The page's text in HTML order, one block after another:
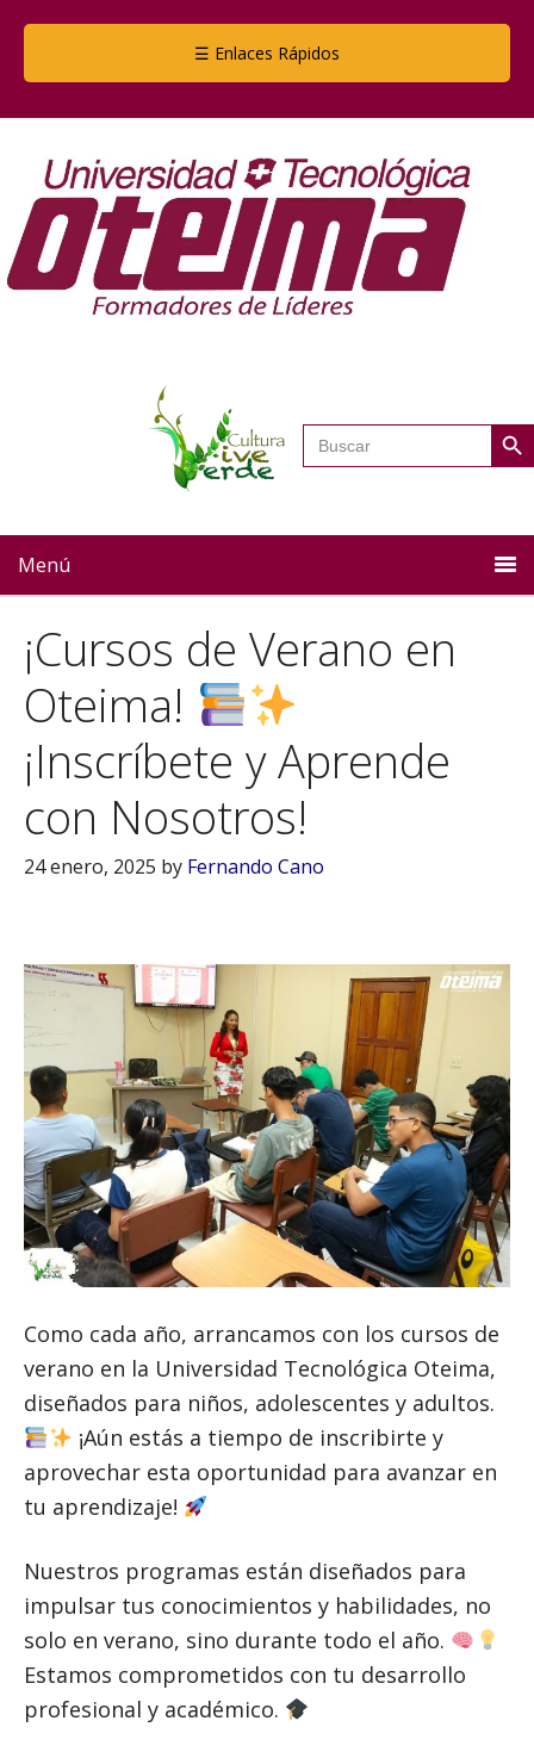
☰ Enlaces Rápidos
Buscar: Botón
Menú
¡Cursos de Verano en
Oteima!
¡Inscríbete y Aprende
con Nosotros!
24 enero, 2025 by Fernando Cano
Como cada año, arrancamos con los cursos de
verano en la Universidad Tecnológica Oteima,
diseñados para niños, adolescentes y adultos.
¡Aún estás a tiempo de inscribirte y
aprovechar esta oportunidad para avanzar en
tu aprendizaje!
Nuestros programas están diseñados para
impulsar tus conocimientos y habilidades, no
solo en verano, sino durante todo el año.
Estamos comprometidos con tu desarrollo
profesional y académico.